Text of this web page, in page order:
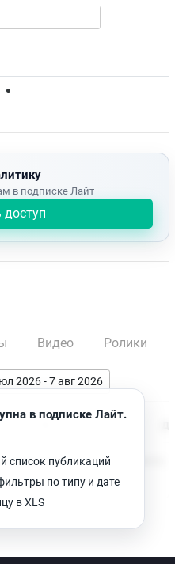
упоминаний.
в подписке Лайт
Видео Ролики
2026 - 7 авг 2026
Время чтения
Попробуйте изменить фильтр.
в подписке Лайт.
список публикаций
по типу и дате
в XLS